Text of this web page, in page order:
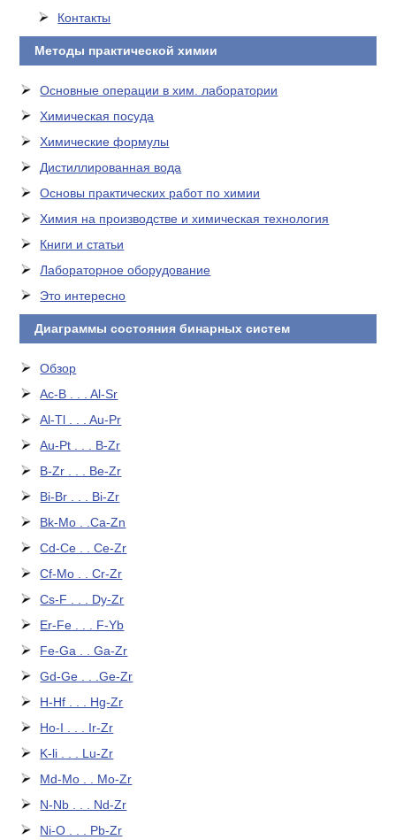
Контакты
Методы практической химии
Основные операции в хим. лаборатории
Химическая посуда
Химические формулы
Дистиллированная вода
Основы практических работ по химии
Химия на производстве и химическая технология
Книги и статьи
Лабораторное оборудование
Это интересно
Диаграммы состояния бинарных систем
Обзор
Ac-B . . . Al-Sr
Al-Tl . . . Au-Pr
Au-Pt . . . B-Zr
B-Zr . . . Be-Zr
Bi-Br . . . Bi-Zr
Bk-Mo . .Ca-Zn
Cd-Ce . . Ce-Zr
Cf-Mo . . Cr-Zr
Cs-F . . . Dy-Zr
Er-Fe . . . F-Yb
Fe-Ga . . Ga-Zr
Gd-Ge . . .Ge-Zr
H-Hf . . . Hg-Zr
Ho-I . . . Ir-Zr
K-li . . . Lu-Zr
Md-Mo . . Mo-Zr
N-Nb . . . Nd-Zr
Ni-O . . . Pb-Zr